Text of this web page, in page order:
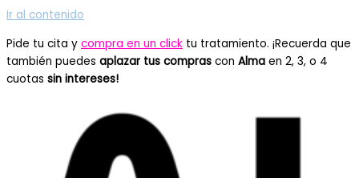
Ir al contenido
Pide tu cita y compra en un click tu tratamiento. ¡Recuerda que
también puedes aplazar tus compras con Alma en 2, 3, o 4
cuotas sin intereses!